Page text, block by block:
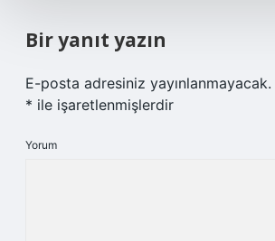
Bir yanıt yazın
E-posta adresiniz yayınlanmayacak.
* ile işaretlenmişlerdir
Yorum